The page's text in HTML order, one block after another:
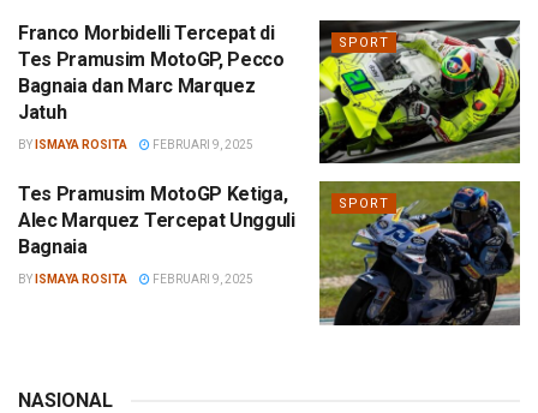
SPORT
Franco Morbidelli Tercepat di
Tes Pramusim MotoGP, Pecco
Bagnaia dan Marc Marquez
Jatuh
BY ISMAYA ROSITA FEBRUARI 9, 2025
SPORT
Tes Pramusim MotoGP Ketiga,
Alec Marquez Tercepat Ungguli
Bagnaia
BY ISMAYA ROSITA FEBRUARI 9, 2025
NASIONAL